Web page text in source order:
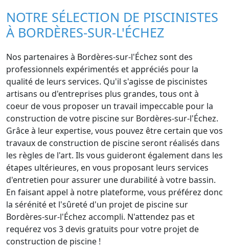
NOTRE SÉLECTION DE PISCINISTES
À BORDÈRES-SUR-L'ÉCHEZ
Nos partenaires à Bordères-sur-l'Échez sont des
professionnels expérimentés et appréciés pour la
qualité de leurs services. Qu'il s'agisse de piscinistes
artisans ou d'entreprises plus grandes, tous ont à
coeur de vous proposer un travail impeccable pour la
construction de votre piscine sur Bordères-sur-l'Échez.
Grâce à leur expertise, vous pouvez être certain que vos
travaux de construction de piscine seront réalisés dans
les règles de l'art. Ils vous guideront également dans les
étapes ultérieures, en vous proposant leurs services
d'entretien pour assurer une durabilité à votre bassin.
En faisant appel à notre plateforme, vous préférez donc
la sérénité et l'sûreté d'un projet de piscine sur
Bordères-sur-l'Échez accompli. N'attendez pas et
requérez vos 3 devis gratuits pour votre projet de
construction de piscine !